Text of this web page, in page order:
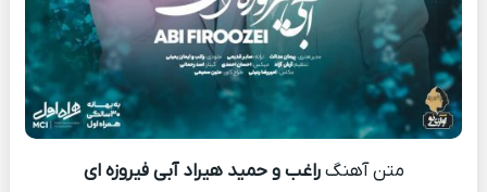
متن آهنگراغب و حمید هیراد آبی فیروزه ای